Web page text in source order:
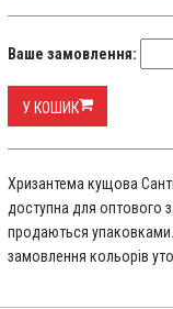
Ваше замовлення:
У КОШИК
Хризантема кущова
доступна для оптового
продаються
замовлення кольорів